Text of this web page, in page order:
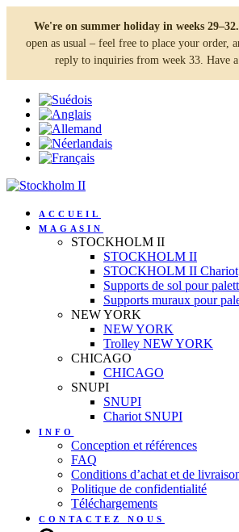
We're on summer holiday in weeks 29–32.
open as usual – feel free to place your order,
reply to inquiries from week 33. Have
ACCUEIL
MAGASIN
STOCKHOLM II
STOCKHOLM II
STOCKHOLM II Chariot
Supports de sol pour
Supports muraux pour
NEW YORK
NEW YORK
Trolley NEW YORK
CHICAGO
CHICAGO
SNUPI
SNUPI
Chariot SNUPI
INFO
Conception et références
FAQ
Conditions d’achat et de
Politique de confidentialité
Téléchargements
CONTACTEZ NOUS